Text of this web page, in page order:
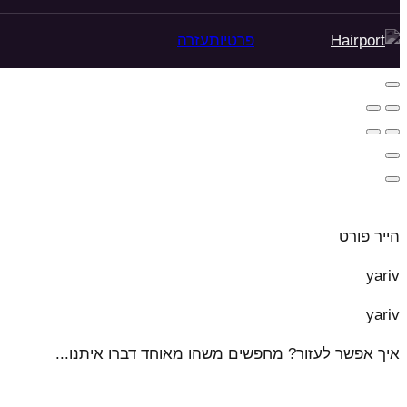
פרטיותעזרה
הייר פורט
yariv
yariv
איך אפשר לעזור? מחפשים משהו מאוחד דברו איתנו...